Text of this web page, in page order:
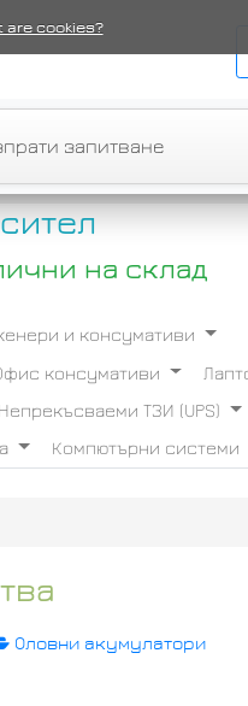
are cookies?
запитване
на склад
и консумативи
консумативи
Непрекъсваеми ТЗИ (UPS)
Компютърни системи
Оловни акумулатори